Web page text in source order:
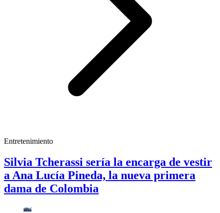
Entretenimiento
Silvia Tcherassi sería la encarga de vestir
a Ana Lucía Pineda, la nueva primera
dama de Colombia